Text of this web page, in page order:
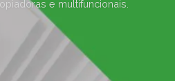
e multifuncionais.